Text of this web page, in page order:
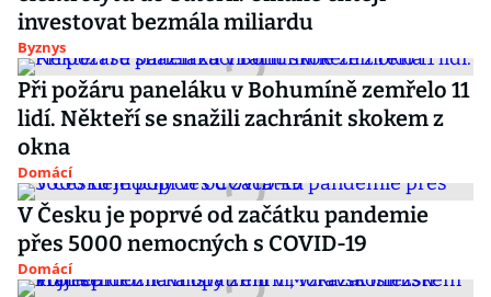
investovat bezmála miliardu
Byznys
Při požáru paneláku v Bohumíně zemřelo 11
lidí. Někteří se snažili zachránit skokem z
okna
Domácí
V Česku je poprvé od začátku pandemie
přes 5000 nemocných s COVID-19
Domácí